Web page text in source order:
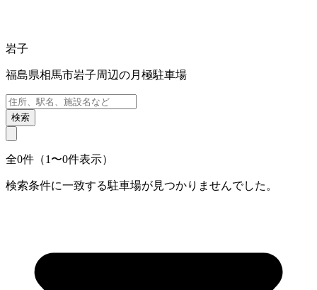
岩子
福島県相馬市岩子周辺の月極駐車場
検索
全0件（1〜0件表示）
検索条件に一致する駐車場が見つかりませんでした。